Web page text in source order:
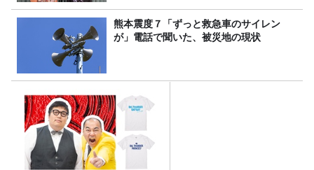
熊本震度７「ずっと救急車のサイレン
が」電話で聞いた、被災地の現状